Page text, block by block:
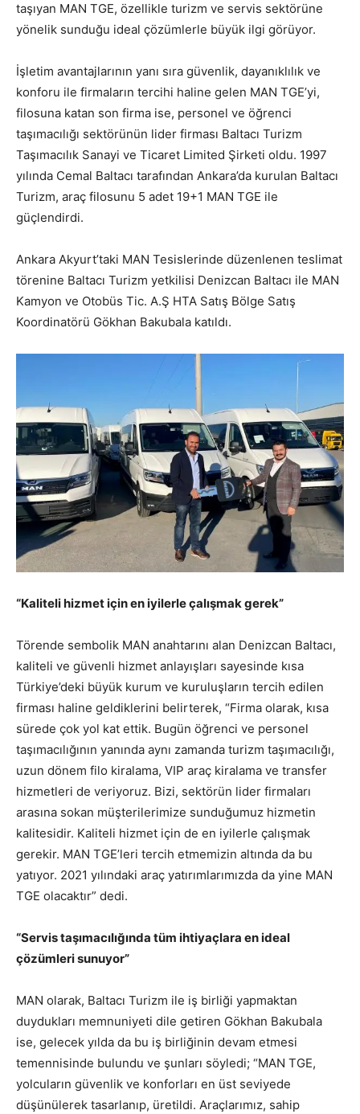
taşıyan MAN TGE, özellikle turizm ve servis sektörüne
yönelik sunduğu ideal çözümlerle büyük ilgi görüyor.
İşletim avantajlarının yanı sıra güvenlik, dayanıklılık ve
konforu ile firmaların tercihi haline gelen MAN TGE’yi,
filosuna katan son firma ise, personel ve öğrenci
taşımacılığı sektörünün lider firması Baltacı Turizm
Taşımacılık Sanayi ve Ticaret Limited Şirketi oldu. 1997
yılında Cemal Baltacı tarafından Ankara’da kurulan Baltacı
Turizm, araç filosunu 5 adet 19+1 MAN TGE ile
güçlendirdi.
Ankara Akyurt’taki MAN Tesislerinde düzenlenen teslimat
törenine Baltacı Turizm yetkilisi Denizcan Baltacı ile MAN
Kamyon ve Otobüs Tic. A.Ş HTA Satış Bölge Satış
Koordinatörü Gökhan Bakubala katıldı.
“Kaliteli hizmet için en iyilerle çalışmak gerek”
Törende sembolik MAN anahtarını alan Denizcan Baltacı,
kaliteli ve güvenli hizmet anlayışları sayesinde kısa
Türkiye’deki büyük kurum ve kuruluşların tercih edilen
firması haline geldiklerini belirterek, “Firma olarak, kısa
sürede çok yol kat ettik. Bugün öğrenci ve personel
taşımacılığının yanında aynı zamanda turizm taşımacılığı,
uzun dönem filo kiralama, VIP araç kiralama ve transfer
hizmetleri de veriyoruz. Bizi, sektörün lider firmaları
arasına sokan müşterilerimize sunduğumuz hizmetin
kalitesidir. Kaliteli hizmet için de en iyilerle çalışmak
gerekir. MAN TGE’leri tercih etmemizin altında da bu
yatıyor. 2021 yılındaki araç yatırımlarımızda da yine MAN
TGE olacaktır” dedi.
“Servis taşımacılığında tüm ihtiyaçlara en ideal
çözümleri sunuyor”
MAN olarak, Baltacı Turizm ile iş birliği yapmaktan
duydukları memnuniyeti dile getiren Gökhan Bakubala
ise, gelecek yılda da bu iş birliğinin devam etmesi
temennisinde bulundu ve şunları söyledi; “MAN TGE,
yolcuların güvenlik ve konforları en üst seviyede
düşünülerek tasarlanıp, üretildi. Araçlarımız, sahip